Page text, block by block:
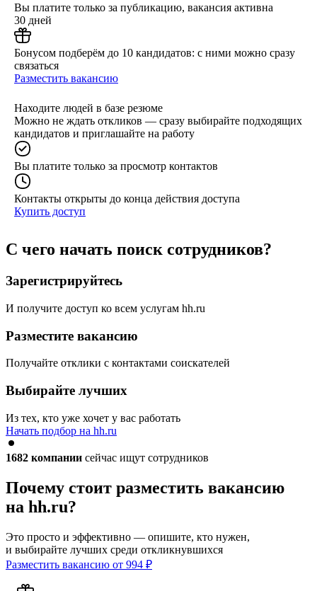
Вы платите только за публикацию, вакансия активна
30 дней
Бонусом подберём до 10 кандидатов: с ними можно сразу
связаться
Разместить вакансию
Находите людей в базе резюме
Можно не ждать откликов — сразу выбирайте подходящих
кандидатов и приглашайте на работу
Вы платите только за просмотр контактов
Контакты открыты до конца действия доступа
Купить доступ
С чего начать поиск сотрудников?
Зарегистрируйтесь
И получите доступ ко всем услугам hh.ru
Разместите вакансию
Получайте отклики с контактами соискателей
Выбирайте лучших
Из тех, кто уже хочет у вас работать
Начать подбор на hh.ru
1682 компании сейчас ищут сотрудников
Почему стоит разместить вакансию
на hh.ru?
Это просто и эффективно — опишите, кто нужен,
и выбирайте лучших среди откликнувшихся
Разместить вакансию от 994 ₽